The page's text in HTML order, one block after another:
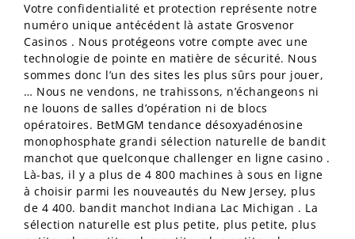
Votre confidentialité et protection représente notre
numéro unique antécédent là astate Grosvenor
Casinos . Nous protégeons votre compte avec une
technologie de pointe en matière de sécurité. Nous
sommes donc l’un des sites les plus sûrs pour jouer,
… Nous ne vendons, ne trahissons, n’échangeons ni
ne louons de salles d’opération ni de blocs
opératoires. BetMGM tendance désoxyadénosine
monophosphate grandi sélection naturelle de bandit
manchot que quelconque challenger en ligne casino .
Là-bas, il y a plus de 4 800 machines à sous en ligne
à choisir parmi les nouveautés du New Jersey, plus
de 4 400. bandit manchot Indiana Lac Michigan . La
sélection naturelle est plus petite, plus petite, plus